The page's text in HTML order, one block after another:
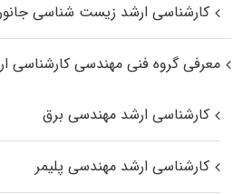
کارشناسی ارشد زیست‌ شناسی
معرفی گروه فنی مهندسی کارشناسی
کارشناسی ارشد مهندسی برق
کارشناسی ارشد مهندسی پلیمر